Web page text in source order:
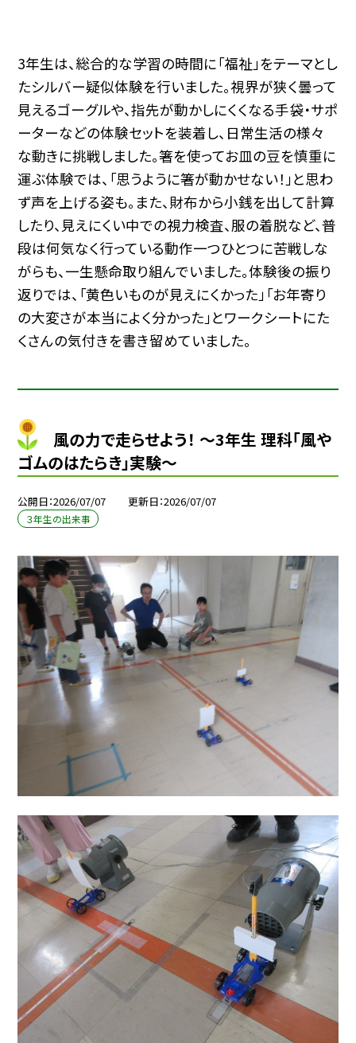
3年生は、総合的な学習の時間に「福祉」をテーマとし
たシルバー疑似体験を行いました。視界が狭く曇って
見えるゴーグルや、指先が動かしにくくなる手袋・サポ
ーターなどの体験セットを装着し、日常生活の様々
な動きに挑戦しました。箸を使ってお皿の豆を慎重に
運ぶ体験では、「思うように箸が動かせない！」と思わ
ず声を上げる姿も。また、財布から小銭を出して計算
したり、見えにくい中での視力検査、服の着脱など、普
段は何気なく行っている動作一つひとつに苦戦しな
がらも、一生懸命取り組んでいました。体験後の振り
返りでは、「黄色いものが見えにくかった」「お年寄り
の大変さが本当によく分かった」とワークシートにた
くさんの気付きを書き留めていました。
風の力で走らせよう！ ～3年生 理科「風や
ゴムのはたらき」実験～
公開日 2026/07/07 更新日 2026/07/07
３年生の出来事